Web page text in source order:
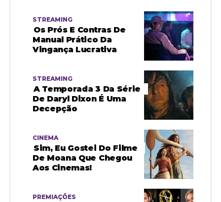
STREAMING
Os Prós E Contras De
Manual Prático Da
Vingança Lucrativa
STREAMING
A Temporada 3 Da Série
De Daryl Dixon É Uma
Decepção
CINEMA
Sim, Eu Gostei Do Filme
De Moana Que Chegou
Aos Cinemas!
PREMIAÇÕES